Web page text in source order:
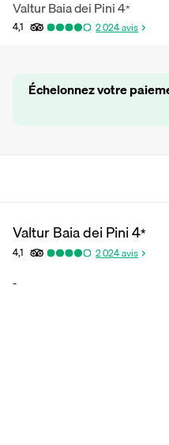
Valtur Baia dei Pini4*
4,1 2 024avis
Échelonnez votre
Valtur Baia dei Pini4*
4,1 2 024avis
-